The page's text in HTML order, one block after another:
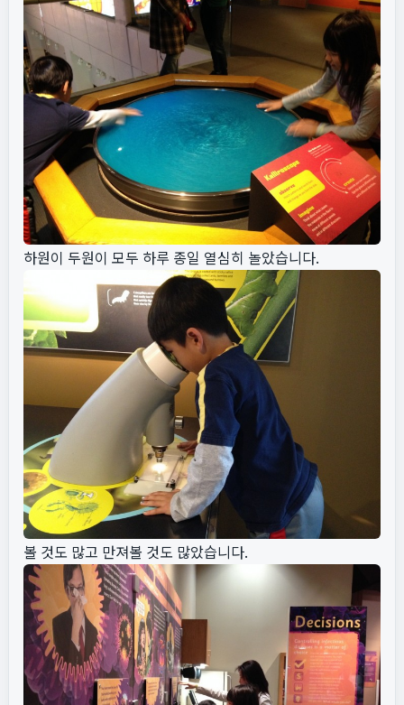
하원이 두원이 모두 하루 종일 열심히 놀았습니다.
볼 것도 많고 만져볼 것도 많았습니다.